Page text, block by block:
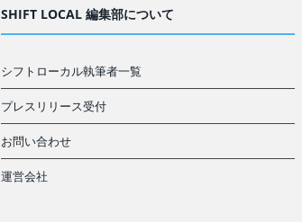
SHIFT LOCAL 編集部について
シフトローカル執筆者一覧
プレスリリース受付
お問い合わせ
運営会社